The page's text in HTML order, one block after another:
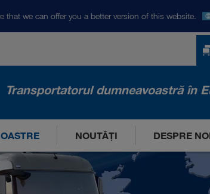
that we can offer you a better version of this website.
Transportatorul dumneavoastră în
NOUTĂȚI DESPRE